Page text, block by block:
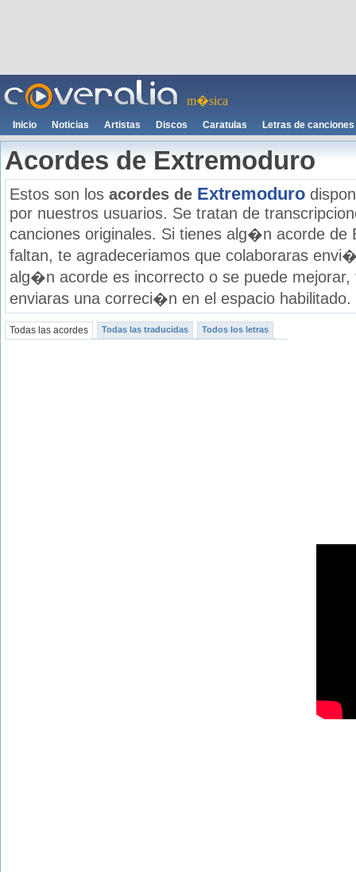
m�sica
Inicio Noticias Artistas Discos Caratulas Letras de canciones
Acordes de Extremoduro
Estos son los acordes de Extremoduro
por nuestros usuarios. Se tratan de
canciones originales. Si tienes alg�n acorde de
faltan, te agradeceriamos que colaboraras
alg�n acorde es incorrecto o se puede
enviaras una correci�n en el espacio habilitado.
Todas las acordes Todas las traducidas Todos los letras